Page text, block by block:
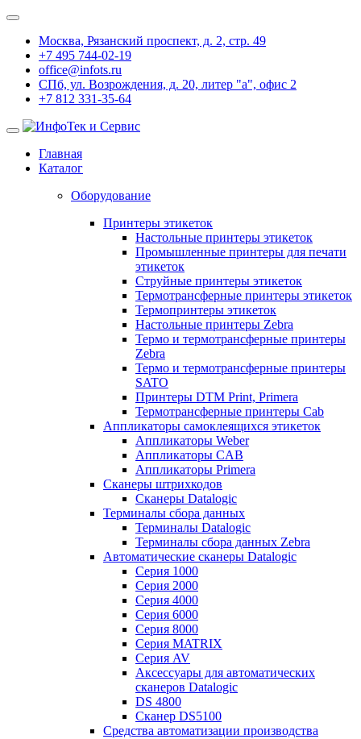
Москва, Рязанский проспект, д. 2, стр. 49
+7 495 744-02-19
office@infots.ru
СПб, ул. Возрождения, д. 20, литер "a", офис 2
+7 812 331-35-64
Главная
Каталог
Оборудование
Принтеры этикеток
Настольные принтеры этикеток
Промышленные принтеры для печати
этикеток
Струйные принтеры этикеток
Термотрансферные принтеры этикеток
Термопринтеры этикеток
Настольные принтеры Zebra
Термо и термотрансферные принтеры
Zebra
Термо и термотрансферные принтеры
SATO
Принтеры DTM Print, Primera
Термотрансферные принтеры Cab
Аппликаторы самоклеящихся этикеток
Аппликаторы Weber
Аппликаторы CAB
Аппликаторы Primera
Сканеры штрихкодов
Сканеры Datalogic
Терминалы сбора данных
Терминалы Datalogic
Терминалы сбора данных Zebra
Автоматические сканеры Datalogic
Серия 1000
Серия 2000
Серия 4000
Серия 6000
Серия 8000
Серия MATRIX
Серия AV
Аксессуары для автоматических
сканеров Datalogic
DS 4800
Сканер DS5100
Средства автоматизации производства